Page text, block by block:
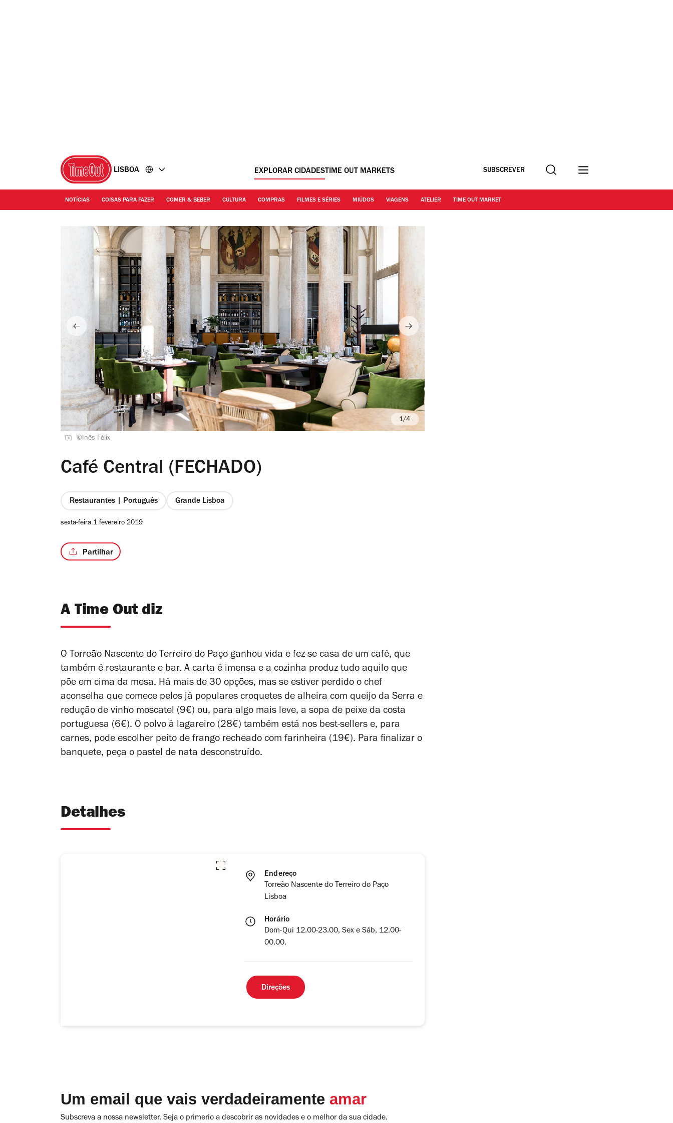
LISBOA EXPLORAR CIDADESTIME OUT MARKETS SUBSCREVER Procurar
NOTÍCIAS COISAS PARA FAZER COMER & BEBER CULTURA COMPRAS FILMES E SÉRIES MIÚDOS VIAGENS ATELIER TIME OUT MARKET
©Inês Félix
/4
Café Central (FECHADO)
Restaurantes | Português Grande Lisboa
sexta-feira 1 fevereiro 2019
Partilhar
A Time Out diz
O Torreão Nascente do Terreiro do Paço ganhou vida e fez-se casa de um café, que
também é restaurante e bar. A carta é imensa e a cozinha produz tudo aquilo que
põe em cima da mesa. Há mais de 30 opções, mas se estiver perdido o chef
aconselha que comece pelos já populares croquetes de alheira com queijo da Serra e
redução de vinho moscatel (9€) ou, para algo mais leve, a sopa de peixe da costa
portuguesa (6€). O polvo à lagareiro (28€) também está nos best-sellers e, para
carnes, pode escolher peito de frango recheado com farinheira (19€). Para finalizar o
banquete, peça o pastel de nata desconstruído.
Detalhes
Endereço
Torreão Nascente do Terreiro do Paço
Lisboa
Horário
Dom-Qui 12.00-23.00, Sex e Sáb, 12.00-
00.00.
Direções
Um email que vais verdadeiramente amar
Subscreva a nossa newsletter. Seja o primerio a descobrir as novidades e o melhor da sua cidade.